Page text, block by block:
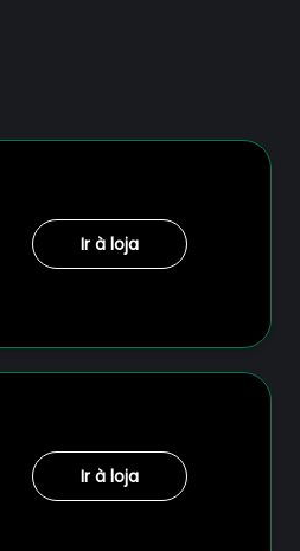
Ir à loja
Ir à loja